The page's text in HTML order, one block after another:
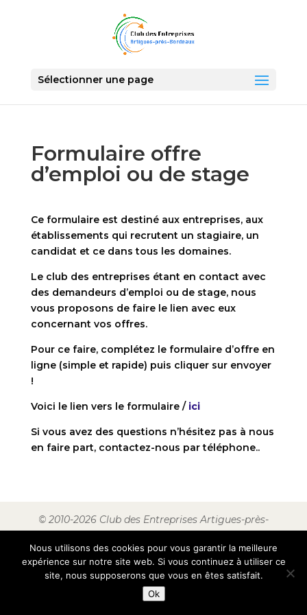
Sélectionner une page
Formulaire offre
d’emploi ou de stage
Ce formulaire est destiné aux entreprises, aux
établissements qui recrutent un stagiaire, un
candidat et ce dans tous les domaines.
Le club des entreprises étant en contact avec
des demandeurs d’emploi ou de stage, nous
vous proposons de faire le lien avec eux
concernant vos offres.
Pour ce faire, complétez le formulaire d’offre en
ligne (simple et rapide) puis cliquer sur envoyer
!
Voici le lien vers le formulaire / ici
Si vous avez des questions n’hésitez pas à nous
en faire part, contactez-nous par téléphone..
© 2010-2026 Club des Entreprises Artigues-près-
Nous utilisons des cookies pour vous garantir la meilleure
expérience sur notre site web. Si vous continuez à utiliser ce
site, nous supposerons que vous en êtes satisfait.
Ok